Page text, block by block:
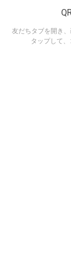
友だちタブを開き
タップして